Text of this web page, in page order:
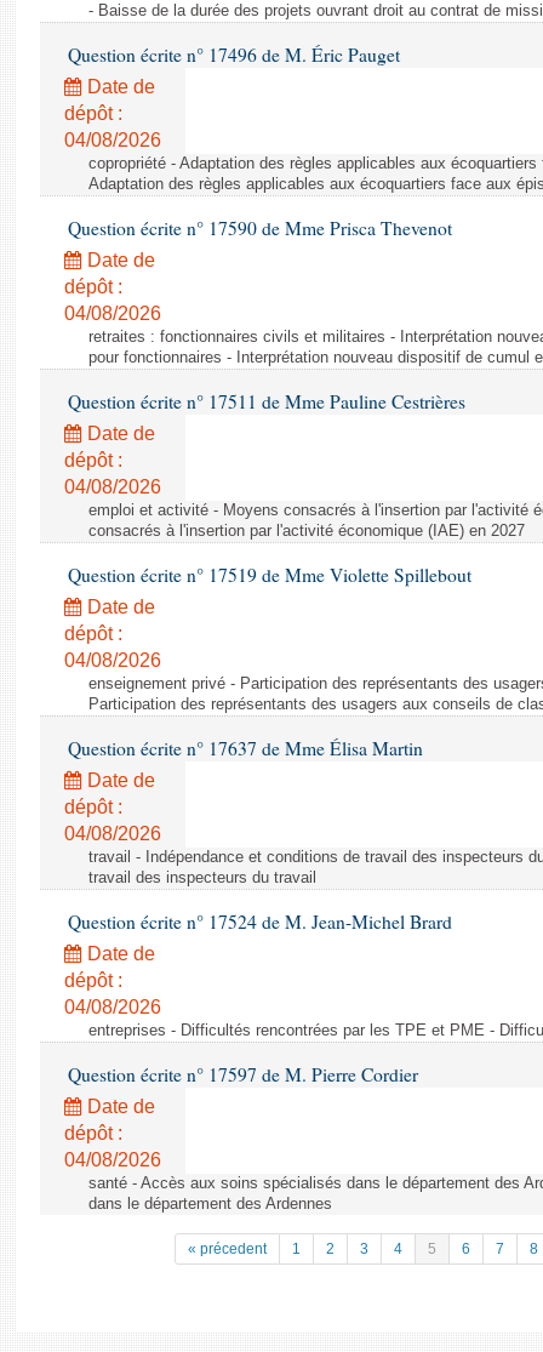
- Baisse de la durée des projets ouvrant droit au contrat de
Question écrite n° 17496 de M. Éric Pauget
Date de
dépôt :
04/08/2026
copropriété - Adaptation des règles applicables aux
Adaptation des règles applicables aux écoquartiers face aux
Question écrite n° 17590 de Mme Prisca Thevenot
Date de
dépôt :
04/08/2026
retraites : fonctionnaires civils et militaires - Interprétation
pour fonctionnaires - Interprétation nouveau dispositif de cumul
Question écrite n° 17511 de Mme Pauline Cestrières
Date de
dépôt :
04/08/2026
emploi et activité - Moyens consacrés à l'insertion par l'activité
consacrés à l'insertion par l'activité économique (IAE) en 2027
Question écrite n° 17519 de Mme Violette Spillebout
Date de
dépôt :
04/08/2026
enseignement privé - Participation des représentants des
Participation des représentants des usagers aux conseils de
Question écrite n° 17637 de Mme Élisa Martin
Date de
dépôt :
04/08/2026
travail - Indépendance et conditions de travail des inspecteurs
travail des inspecteurs du travail
Question écrite n° 17524 de M. Jean-Michel Brard
Date de
dépôt :
04/08/2026
entreprises - Difficultés rencontrées par les TPE et PME -
Question écrite n° 17597 de M. Pierre Cordier
Date de
dépôt :
04/08/2026
santé - Accès aux soins spécialisés dans le département des
dans le département des Ardennes
« précedent 1 2 3 4 5 6 7 8